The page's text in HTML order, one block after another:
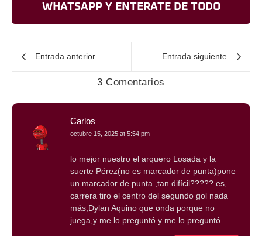
WHATSAPP Y ENTERATE DE TODO
Entrada anterior Entrada siguiente
3 Comentarios
Carlos
octubre 15, 2025 at 5:54 pm
lo mejor nuestro el arquero Losada y la
suerte Pérez(no es marcador de punta)pone
un marcador de punta ,tan difícil????? es,
carrera tiro el centro del segundo gol nada
más,Dylan Aquino que onda porque no
juega,y me lo preguntó y me lo preguntó